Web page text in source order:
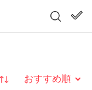
び替え